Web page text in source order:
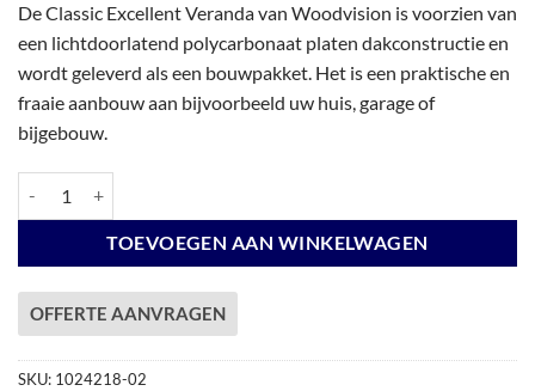
De Classic Excellent Veranda van Woodvision is voorzien van
een lichtdoorlatend polycarbonaat platen dakconstructie en
wordt geleverd als een bouwpakket. Het is een praktische en
fraaie aanbouw aan bijvoorbeeld uw huis, garage of
bijgebouw.
TOEVOEGEN AAN WINKELWAGEN
OFFERTE AANVRAGEN
SKU: 1024218-02